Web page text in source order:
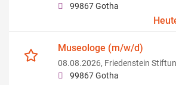
99867 Gotha
Museologe (m/w/d)
08.08.2026, Friedenstein
99867 Gotha